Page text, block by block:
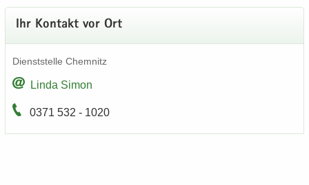
Ihr Kon­takt vor Ort
Dienst­stel­le Chem­nitz
Linda Simon
0371 532 - 1020